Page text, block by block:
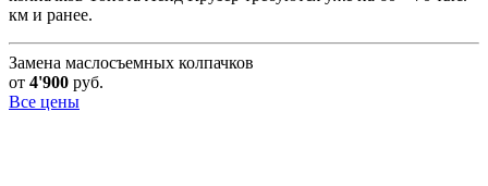
км и ранее.
Замена маслосъемных колпачков
от 4'900 руб.
Все цены